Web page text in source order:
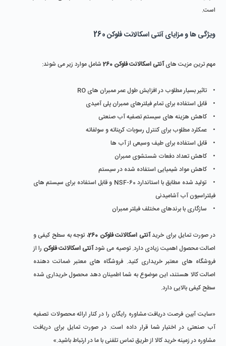
است.
ویژگی ها و مزایای آنتی اسکالانت فلوکن 260
مهم ترین مزیت هایآنتی اسکالانت فلوکن 260 شامل موارد زیر می شوند:
• تاثیر بسیار مطلوب در افزایش طول عمر ممبران های RO
• قابل استفاده برای تمام فیلترهای ممبران پلی آمیدی
• کاهش هزینه های سیستم تصفیه آب صنعتی
• عمکلرد مطلوب برای کنترل رسوبات کربناته و سولفاته
• قابل استفاده برای طیف وسیعی از آب ها
• کاهش تعداد دفعات شستشوی ممبران
• کاهش مواد شیمیایی استفاده شده در سیستم
• تولید شده مطابق با استاندارد NSF-60 و قابل استفاده برای سیستم های
فیلتراسیون آب آشامیدنی
• سازگاری با برندهای مختلف فیلتر ممبران
در صورت تمایل برای خریدآنتی اسکالانت فلوکن 260
، توجه به سطح کیفی و
اصالت محصول اهمیت زیادی دارد. توصیه می شودآنتی اسکالانت فلوکن را از
فروشگاه های معتبر خریداری کنید. فروشگاه های معتبر ضمانت دهنده
اصالت کالا هستند، این موضوع به شما اطمینان دهد محصول خریداری شده
سطح کیفی بالایی دارد.
«سایت آبین فرصت دریافت مشاوره رایگان را در کنار ارائه محصولات تصفیه
آب صنعتی در اختیار شما قرار داده است. در صورت تمایل برای دریافت
مشاوره در زمینه خرید کالا از طریق تماس تلفنی با ما در ارتباط باشید.»